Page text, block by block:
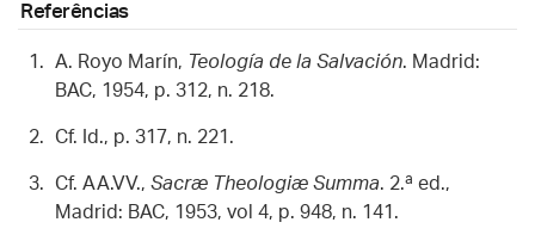
Referências
A. Royo Marín, Teología de la Salvación. Madrid:
BAC, 1954, p. 312, n. 218.
Cf. Id., p. 317, n. 221.
Cf. AA.VV., Sacræ Theologiæ Summa. 2.ª ed.,
Madrid: BAC, 1953, vol 4, p. 948, n. 141.